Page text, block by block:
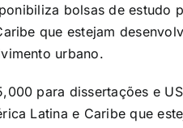
bolsas de estudo
que estejam
urbano.
para dissertações e
Latina e Caribe que